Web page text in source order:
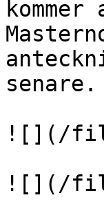
senare.
![](/
![](/